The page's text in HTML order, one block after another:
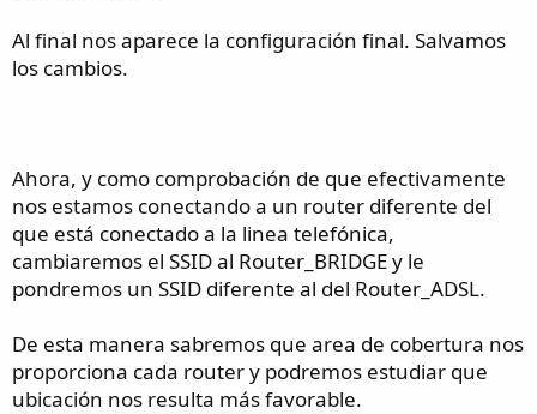
Al final nos aparece la configuración final. Salvamos
los cambios.
Ahora, y como comprobación de que efectivamente
nos estamos conectando a un router diferente del
que está conectado a la linea telefónica,
cambiaremos el SSID al Router_BRIDGE y le
pondremos un SSID diferente al del Router_ADSL.
De esta manera sabremos que area de cobertura nos
proporciona cada router y podremos estudiar que
ubicación nos resulta más favorable.